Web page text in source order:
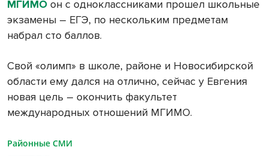
МГИМО он с одноклассниками прошел школьные
экзамены – ЕГЭ, по нескольким предметам
набрал сто баллов.
Свой «олимп» в школе, районе и Новосибирской
области ему дался на отлично, сейчас у Евгения
новая цель – окончить факультет
международных отношений МГИМО.
Районные СМИ